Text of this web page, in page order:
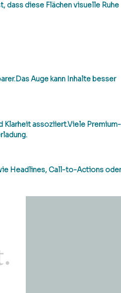
dass diese Flächen visuelle Ruhe
Auge kann Inhalte besser
assoziiert.Viele Premium-
Headlines, Call-to-Actions